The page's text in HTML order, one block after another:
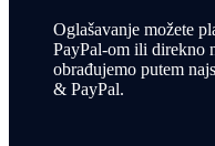
Oglašavanje možete
PayPal-om ili direkno
obrađujemo putem
& PayPal.